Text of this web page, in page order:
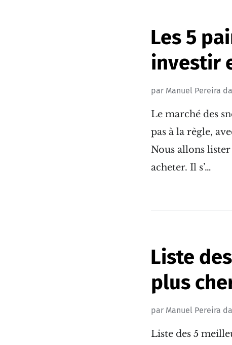
Les 5
investir
par Manuel Pereira
Le marché des
pas à la règle,
Nous allons
acheter. Il s’…
Liste
plus
par Manuel Pereira
Liste des 5